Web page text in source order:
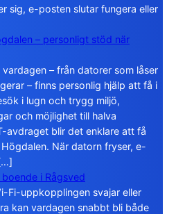
sig, e-posten slutar fungera eller
– personligt stöd när
– från datorer som låser
– finns personlig hjälp att få i
i lugn och trygg miljö,
och möjlighet till halva
avdraget blir det enklare att få
När datorn fryser, e-
i Rågsved
Fi-uppkopplingen svajar eller
kan vardagen snabbt bli både